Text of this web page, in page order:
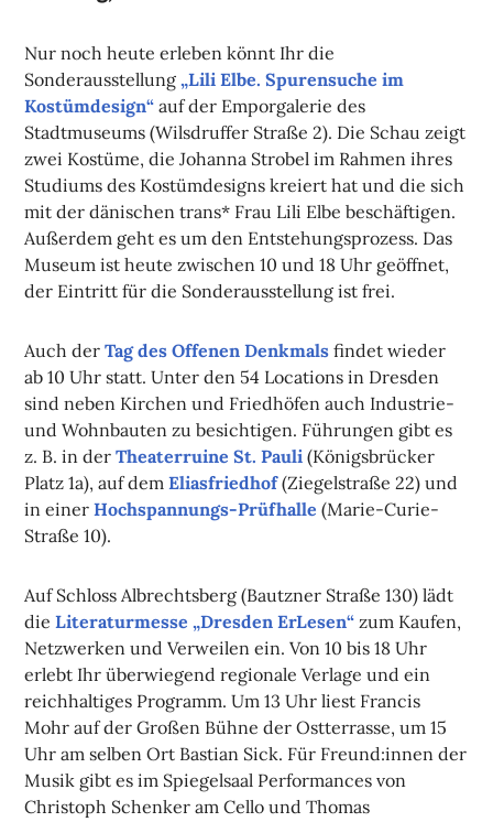
Nur noch heute erleben könnt Ihr die
Sonderausstellung„Lili Elbe. Spurensuche im
Kostümdesign“ auf der Emporgalerie des
Stadtmuseums (Wilsdruffer Straße 2). Die Schau zeigt
zwei Kostüme, die Johanna Strobel im Rahmen ihres
Studiums des Kostümdesigns kreiert hat und die sich
mit der dänischen trans* Frau Lili Elbe beschäftigen.
Außerdem geht es um den Entstehungsprozess. Das
Museum ist heute zwischen 10 und 18 Uhr geöffnet,
der Eintritt für die Sonderausstellung ist frei.
Auch derTag des Offenen Denkmals findet wieder
ab 10 Uhr statt. Unter den 54 Locations in Dresden
sind neben Kirchen und Friedhöfen auch Industrie-
und Wohnbauten zu besichtigen. Führungen gibt es
z. B. in derTheaterruine St. Pauli (Königsbrücker
Platz 1a), auf demEliasfriedhof(Ziegelstraße 22) und
in einerHochspannungs-Prüfhalle (Marie-Curie-
Straße 10).
Auf Schloss Albrechtsberg (Bautzner Straße 130) lädt
dieLiteraturmesse „Dresden ErLesen“ zum Kaufen,
Netzwerken und Verweilen ein. Von 10 bis 18 Uhr
erlebt Ihr überwiegend regionale Verlage und ein
reichhaltiges Programm. Um 13 Uhr liest Francis
Mohr auf der Großen Bühne der Ostterrasse, um 15
Uhr am selben Ort Bastian Sick. Für Freund:innen der
Musik gibt es im Spiegelsaal Performances von
Christoph Schenker am Cello und Thomas